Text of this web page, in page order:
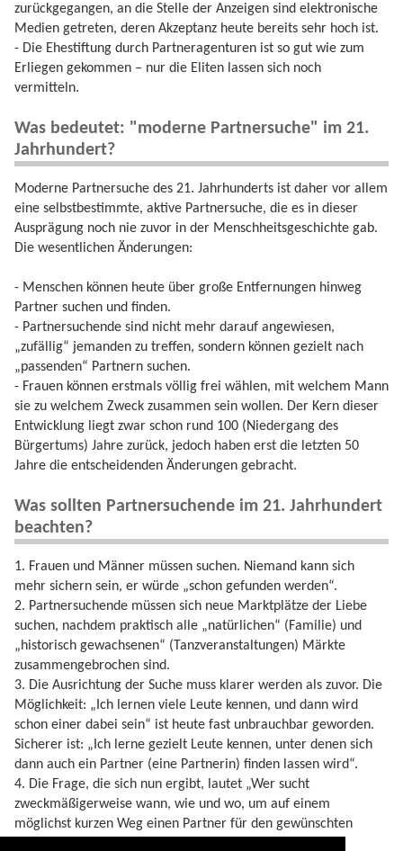
zurückgegangen, an die Stelle der Anzeigen sind elektronische
Medien getreten, deren Akzeptanz heute bereits sehr hoch ist.
- Die Ehestiftung durch Partneragenturen ist so gut wie zum
Erliegen gekommen – nur die Eliten lassen sich noch
vermitteln.
Was bedeutet: "moderne Partnersuche" im 21.
Jahrhundert?
Moderne Partnersuche des 21. Jahrhunderts ist daher vor allem
eine selbstbestimmte, aktive Partnersuche, die es in dieser
Ausprägung noch nie zuvor in der Menschheitsgeschichte gab.
Die wesentlichen Änderungen:
- Menschen können heute über große Entfernungen hinweg
Partner suchen und finden.
- Partnersuchende sind nicht mehr darauf angewiesen,
„zufällig“ jemanden zu treffen, sondern können gezielt nach
„passenden“ Partnern suchen.
- Frauen können erstmals völlig frei wählen, mit welchem Mann
sie zu welchem Zweck zusammen sein wollen. Der Kern dieser
Entwicklung liegt zwar schon rund 100 (Niedergang des
Bürgertums) Jahre zurück, jedoch haben erst die letzten 50
Jahre die entscheidenden Änderungen gebracht.
Was sollten Partnersuchende im 21. Jahrhundert
beachten?
1. Frauen und Männer müssen suchen. Niemand kann sich
mehr sichern sein, er würde „schon gefunden werden“.
2. Partnersuchende müssen sich neue Marktplätze der Liebe
suchen, nachdem praktisch alle „natürlichen“ (Familie) und
„historisch gewachsenen“ (Tanzveranstaltungen) Märkte
zusammengebrochen sind.
3. Die Ausrichtung der Suche muss klarer werden als zuvor. Die
Möglichkeit: „Ich lernen viele Leute kennen, und dann wird
schon einer dabei sein“ ist heute fast unbrauchbar geworden.
Sicherer ist: „Ich lerne gezielt Leute kennen, unter denen sich
dann auch ein Partner (eine Partnerin) finden lassen wird“.
4. Die Frage, die sich nun ergibt, lautet „Wer sucht
zweckmäßigerweise wann, wie und wo, um auf einem
möglichst kurzen Weg einen Partner für den gewünschten